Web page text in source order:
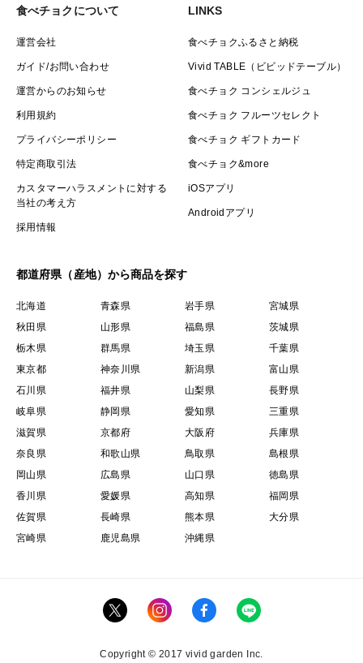
食べチョクについて
運営会社
ガイド/お問い合わせ
運営からのお知らせ
利用規約
プライバシーポリシー
特定商取引法
カスタマーハラスメントに対する
当社の考え方
採用情報
LINKS
食べチョクふるさと納税
Vivid TABLE（ビビッドテーブル）
食べチョク コンシェルジュ
食べチョク フルーツセレクト
食べチョク ギフトカード
食べチョク&more
iOSアプリ
Androidアプリ
都道府県（産地）から商品を探す
北海道 青森県 岩手県
宮城県
秋田県
山形県 福島県
茨城県
栃木県
群馬県 埼玉県
千葉県
東京都
神奈川県 新潟県
富山県
石川県
福井県 山梨県
長野県
岐阜県
静岡県 愛知県
三重県
滋賀県
京都府 大阪府
兵庫県
奈良県
和歌山県 鳥取県
島根県
岡山県
広島県 山口県
徳島県
香川県
愛媛県 高知県
福岡県
佐賀県
長崎県 熊本県
大分県
宮崎県
鹿児島県 沖縄県
Copyright © 2017 vivid garden Inc.